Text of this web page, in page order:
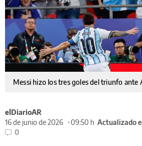
Messi hizo los tres goles del triunfo ante
elDiarioAR
16 de junio de 2026
09:50 h Actualizado
0